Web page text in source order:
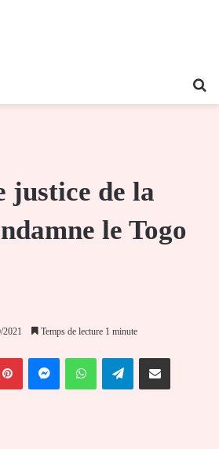
justice de la
le Togo
2021 Temps de lecture 1 minute
PinterestMessengerWhatsAppTelegramPartager par email